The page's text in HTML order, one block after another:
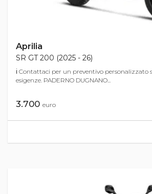
Aprilia
SR GT 200 (2025 - 26)
ℹ Contattaci per un preventivo personalizzato
esigenze. PADERNO DUGNANO...
3.700 euro